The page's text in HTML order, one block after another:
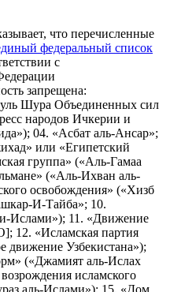
что перечисленные
федеральный список
с
запрещена:
Шура Объединенных сил
народов Ичкерии и
04. «Асбат аль-Ансар»;
или «Египетский
группа» («Аль-Гамаа
(«Аль-Ихван аль-
освобождения» («Хизб
И-Тайба»; 10.
Ислами»); 11. «Движение
«Исламская партия
движение Узбекистана»);
(«Джамият аль-Ислах
исламского
аль-Ислами»); 15. «Дом